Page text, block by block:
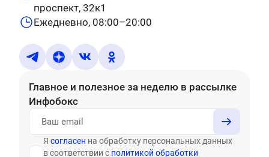
проспект, 32к1
Ежедневно, 08:00–20:00
Главное и полезное за неделю в рассылке
Инфобокс
Я согласен на обработку персональных данных
в соответствии с политикой обработки